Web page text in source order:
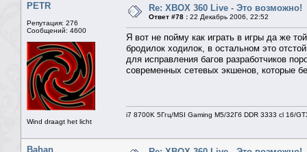
PETR
Репутация: 276
Сообщений: 4600
Wind draagt het licht
Re: XBOX 360 Live - Это возможно!
Ответ #78 : 22 Декабрь 2006, 22:52
Я вот не пойму как играть в игры да же
бродилок ходилок, в остальном это
для исправления багов разработчиков
современных сетевых экшенов, которые
i7 8700K 5Ггц/MSI Gaming M5/32Гб DDR 3333 cl 16/
Bahan